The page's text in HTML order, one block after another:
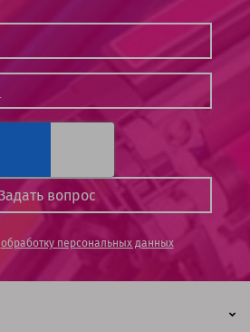
обработку персональных данных